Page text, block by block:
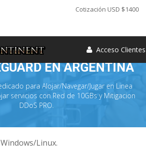
Cotización USD $1400
Acceso
EN ARGENTINA
para Alojar/Navegar/Jugar en Linea
servicios con Red de 10GBs y Mitigacion
DDoS PRO.
Linux.